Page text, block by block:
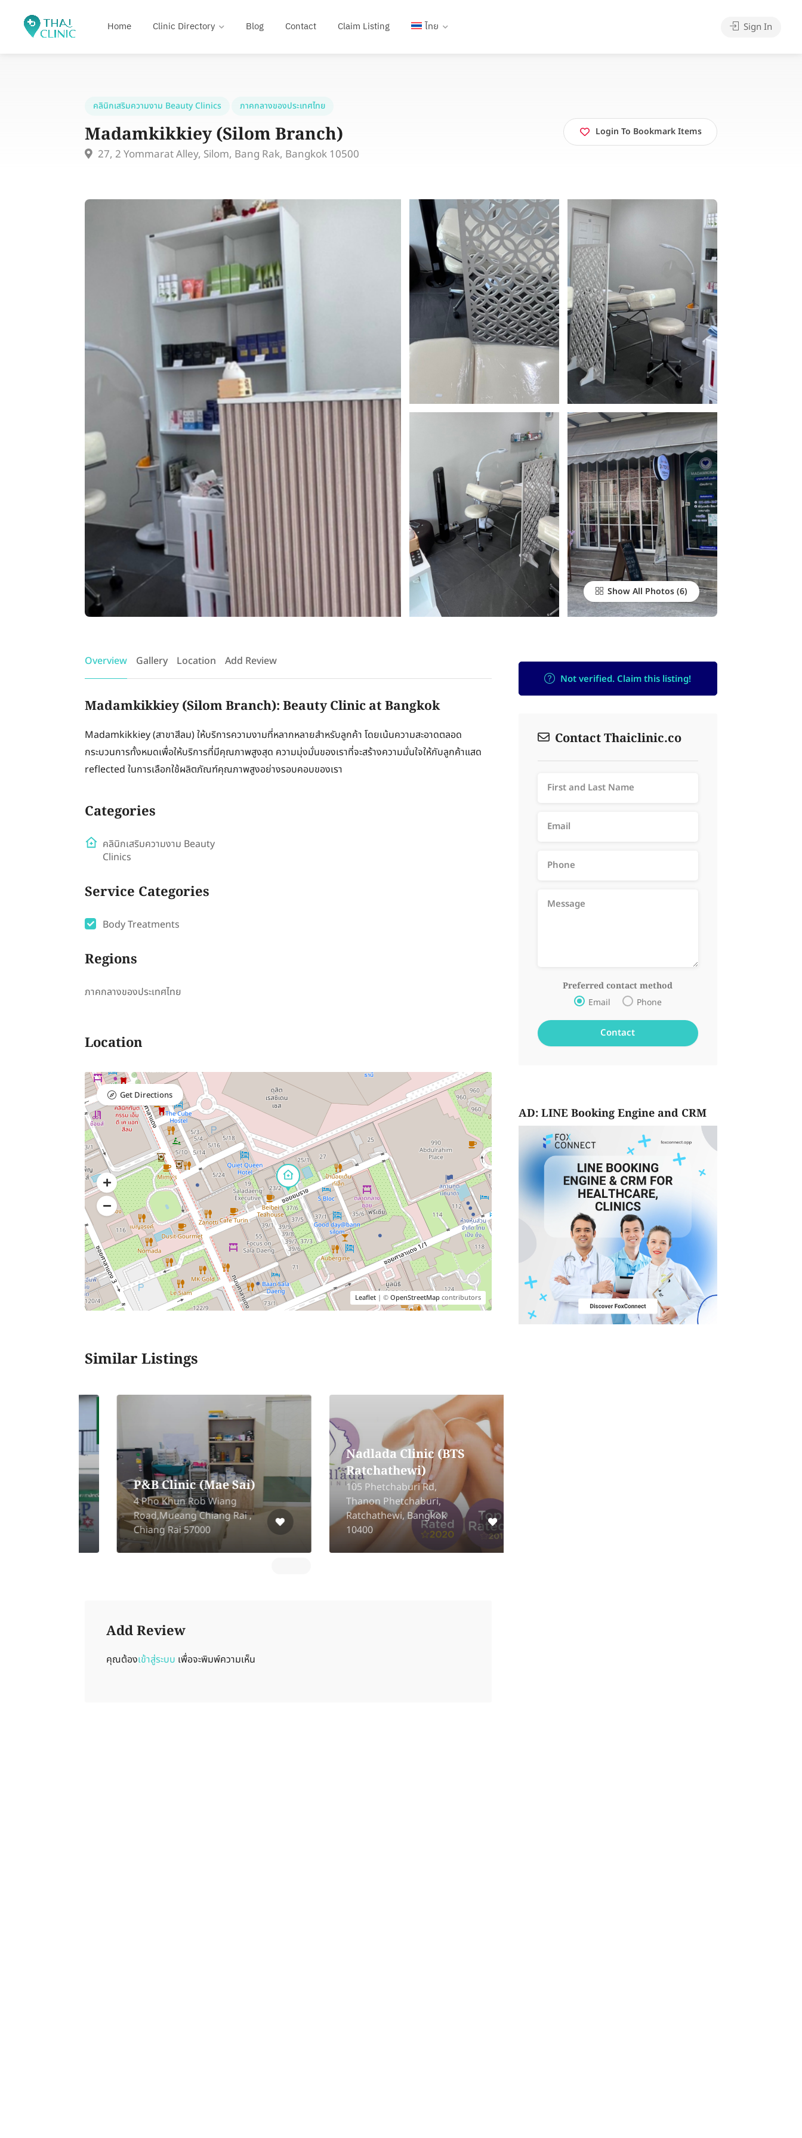
Home Clinic Directory Blog Contact Claim Listing ไทย Sign In
คลินิกเสริมความงาม Beauty Clinics ภาคกลางของประเทศไทย
Madamkikkiey (Silom Branch)
27, 2 Yommarat Alley, Silom, Bang Rak, Bangkok 10500
Login To Bookmark Items
Show All Photos
Overview Gallery Location Add Review
Madamkikkiey (Silom Branch): Beauty Clinic at Bangkok
Madamkikkiey (สาขาสีลม) ให้บริการความงามที่หลากหลายสำหรับลูกค้า โดยเน้นความสะอาดตลอด
กระบวนการทั้งหมดเพื่อให้บริการที่มีคุณภาพสูงสุด ความมุ่งมั่นของเราที่จะสร้างความมั่นใจให้กับลูกค้าแสด
reflected ในการเลือกใช้ผลิตภัณฑ์คุณภาพสูงอย่างรอบคอบของเรา
Categories
คลินิกเสริมความงาม Beauty
Clinics
Service Categories
Body Treatments
Regions
ภาคกลางของประเทศไทย
Location
Leaflet| ©OpenStreetMapcontributors
Get Directions
Similar Listings
P&B Clinic (Mae Sai)
4 Pho Khun Rob Wiang
Road,Mueang Chiang Rai ,
Chiang Rai 57000
Nadlada Clinic (BTS
Ratchathewi)
105 Phetchaburi Rd,
Thanon Phetchaburi,
Ratchathewi, Bangkok
10400
Add Review
คุณต้องเข้าสู่ระบบ เพื่อจะพิมพ์ความเห็น
Not verified. Claim this listing!
Contact Thaiclinic.co
Preferred contact method
Email Phone
AD: LINE Booking Engine and CRM